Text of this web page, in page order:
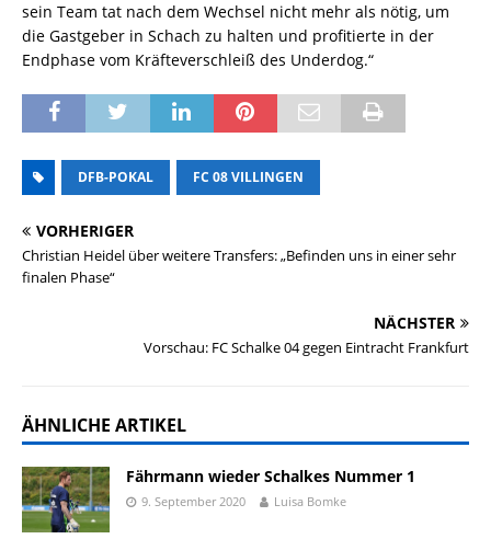
sein Team tat nach dem Wechsel nicht mehr als nötig, um
die Gastgeber in Schach zu halten und profitierte in der
Endphase vom Kräfteverschleiß des Underdog.“
DFB-POKAL FC 08 VILLINGEN
VORHERIGER
Christian Heidel über weitere Transfers: „Befinden uns in einer sehr
finalen Phase“
NÄCHSTER
Vorschau: FC Schalke 04 gegen Eintracht Frankfurt
ÄHNLICHE ARTIKEL
Fährmann wieder Schalkes Nummer 1
9. September 2020 Luisa Bomke